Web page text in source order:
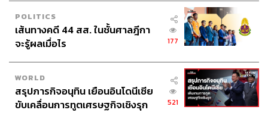
POLITICS
เส้นทางคดี 44 สส. ในชั้นศาลฎีกา
จะรู้ผลเมื่อไร
177
WORLD
สรุปภารกิจอนุทิน เยือนอินโดนีเซีย
ขับเคลื่อนการทูตเศรษฐกิจเชิงรุก
521